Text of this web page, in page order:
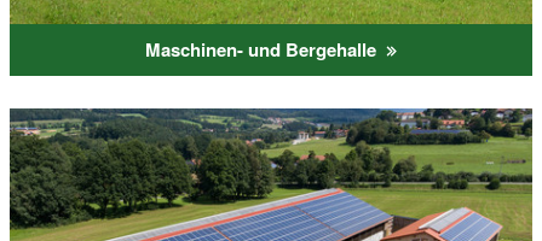
Maschinen- und Bergehalle